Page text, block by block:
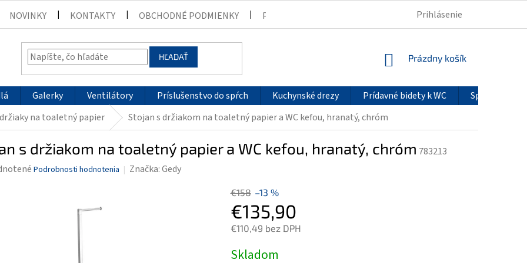
NOVINKY KONTAKTY OBCHODNÉ PODMIENKY PODMIENKY OCHRANY OSOBNÝCH ÚDAJOV REKLAMÁCIE
Prihlásenie
HĽADAŤ
NÁKUPNÝ
Prázdny košík
Galerky Ventilátory Príslušenstvo do spŕch Kuchynské drezy Prídavné bidety k WC
Sprchové
na toaletný papier Stojan s držiakom na toaletný papier a WC kefou, hranatý, chróm
s držiakom na toaletný papier a WC kefou, hranatý, chróm 783213
Podrobnosti hodnotenia Značka:Gedy
€158 –13 %
€135,90
€110,49 bez DPH
cena:
Skladom